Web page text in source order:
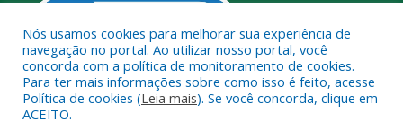
Muito mais que
Nós usamos cookies para melhorar sua experiência de
navegação no portal. Ao utilizar nosso portal, você
concorda com a política de monitoramento de cookies.
Para ter mais informações sobre como isso é feito, acesse
Política de cookies (Leia mais). Se você concorda, clique em
ACEITO.